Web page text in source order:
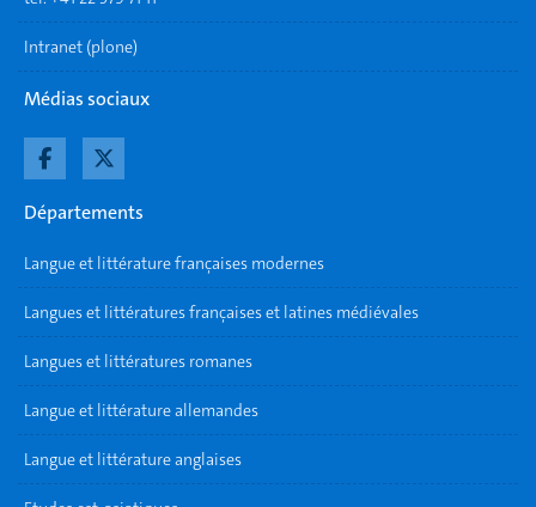
Intranet (plone)
Médias sociaux
Départements
Langue et littérature françaises modernes
Langues et littératures françaises et latines médiévales
Langues et littératures romanes
Langue et littérature allemandes
Langue et littérature anglaises